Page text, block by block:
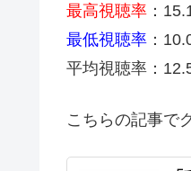
最高視聴率 ：
最低視聴率 ：
平均視聴率：
こちらの記事で